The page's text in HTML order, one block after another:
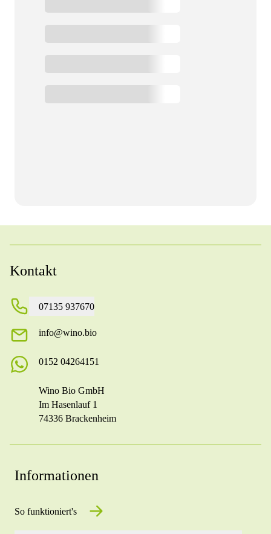
Kontakt
07135 937670
info@wino.bio
0152 04264151
Wino Bio GmbH
Im Hasenlauf 1
74336 Brackenheim
Informationen
So funktioniert's